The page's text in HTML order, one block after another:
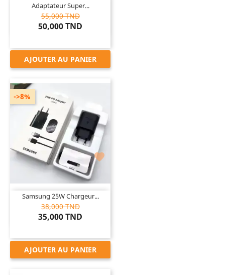
Adaptateur Super...
55,000 TND
50,000 TND
AJOUTER AU PANIER

Samsung 25W Chargeur...
38,000 TND
35,000 TND
->8%
AJOUTER AU PANIER